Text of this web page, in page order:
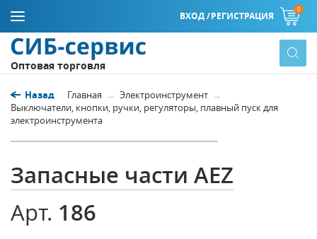
ВХОД /РЕГИСТРАЦИЯ
0
Оптовая торговля
Назад Главная
Электроинструмент
Выключатели, кнопки, ручки, регуляторы, плавный пуск для
электроинструмента
Запасные части AEZ
Арт. 186